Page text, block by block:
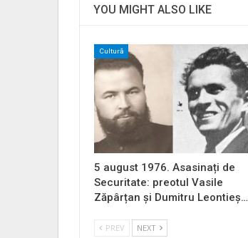
YOU MIGHT ALSO LIKE
Cultură
5 august 1976. Asasinați de
Securitate: preotul Vasile
Zăpârțan și Dumitru Leontieș…
PREV NEXT